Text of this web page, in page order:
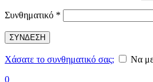
Συνθηματικό *
ΣΥΝΔΕΣΗ
Χάσατε το συνθηματικό σας;
Να
0